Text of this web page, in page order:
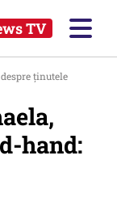
TV
ținutele
hand: